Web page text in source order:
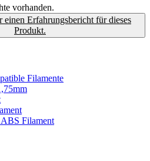
vorhanden.
einen Erfahrungsbericht für dieses
Produkt.
Filamente
Filament